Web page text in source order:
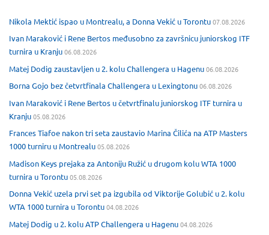
Nikola Mektić ispao u Montrealu, a Donna Vekić u Torontu07.08.2026
Ivan Maraković i Rene Bertos međusobno za završnicu juniorskog ITF
turnira u Kranju06.08.2026
Matej Dodig zaustavljen u 2. kolu Challengera u Hagenu06.08.2026
Borna Gojo bez četvrtfinala Challengera u Lexingtonu06.08.2026
Ivan Maraković i Rene Bertos u četvrtfinalu juniorskog ITF turnira u
Kranju05.08.2026
Frances Tiafoe nakon tri seta zaustavio Marina Čilića na ATP Masters
1000 turniru u Montrealu05.08.2026
Madison Keys prejaka za Antoniju Ružić u drugom kolu WTA 1000
turnira u Torontu05.08.2026
Donna Vekić uzela prvi set pa izgubila od Viktorije Golubić u 2. kolu
WTA 1000 turnira u Torontu04.08.2026
Matej Dodig u 2. kolu ATP Challengera u Hagenu04.08.2026